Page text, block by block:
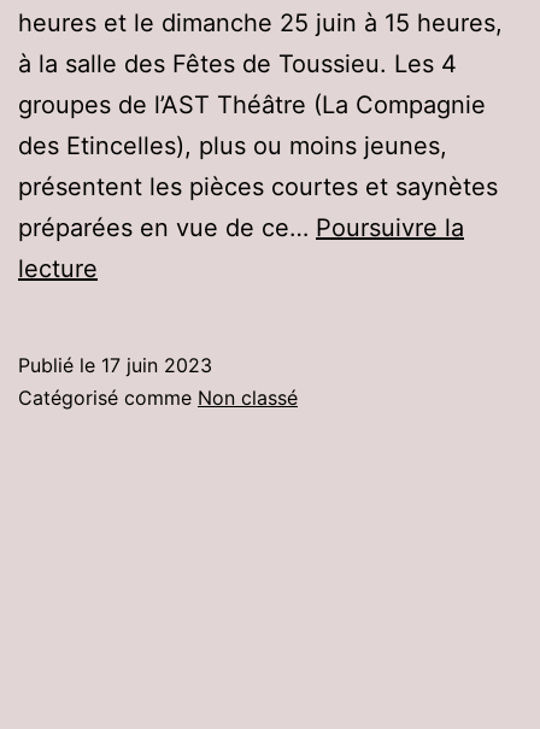
heures et le dimanche 25 juin à 15 heures,
à la salle des Fêtes de Toussieu. Les 4
groupes de l’AST Théâtre (La Compagnie
des Etincelles), plus ou moins jeunes,
présentent les pièces courtes et saynètes
préparées en vue de ce… Poursuivre la
lecture
Publié le 17 juin 2023
Catégorisé comme Non classé